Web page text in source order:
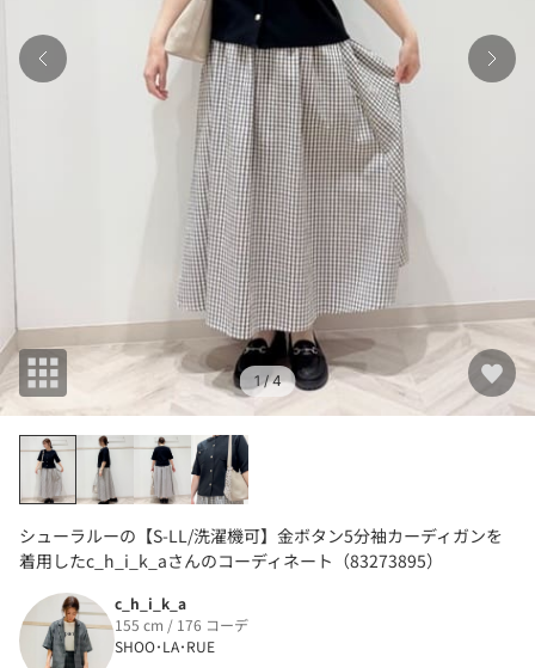
1/ 4
シューラルーの【S-LL/洗濯機可】金ボタン5分袖カーディガンを
着用したc_h_i_k_aさんのコーディネート（83273895）
c_h_i_k_a
155 cm / 176 コーデ
SHOO･LA･RUE